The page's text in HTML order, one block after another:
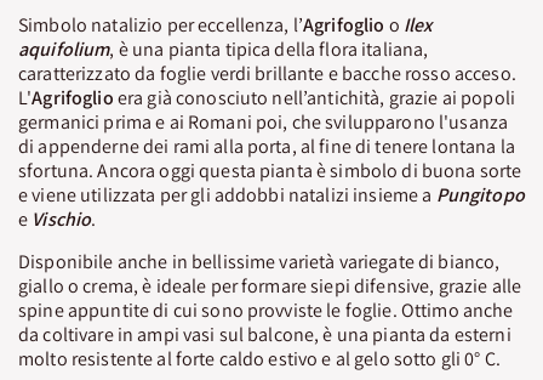
Simbolo natalizio per eccellenza, l’Agrifoglio o Ilex
aquifolium, è una pianta tipica della flora italiana,
caratterizzato da foglie verdi brillante e bacche rosso acceso.
L'Agrifoglioera già conosciuto nell’antichità, grazie ai popoli
germanici prima e ai Romani poi, che svilupparono l'usanza
di appenderne dei rami alla porta, al fine di tenere lontana la
sfortuna. Ancora oggi questa pianta è simbolo di buona sorte
e viene utilizzata per gli addobbi natalizi insieme a Pungitopo
e Vischio.
Disponibile anche in bellissime varietà variegate di bianco,
giallo o crema, è ideale per formare siepi difensive, grazie alle
spine appuntite di cui sono provviste le foglie. Ottimo anche
da coltivare in ampi vasi sul balcone, è una pianta da esterni
molto resistente al forte caldo estivo e al gelo sotto gli 0° C.